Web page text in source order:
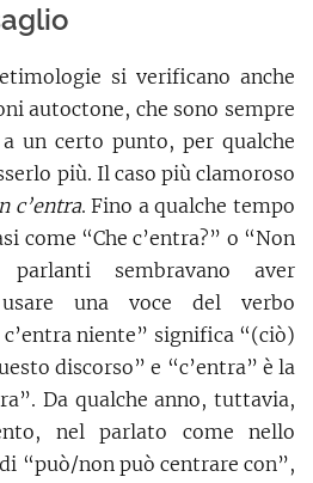
si verificano anche
autoctone, che sono sempre
un certo punto, per qualche
più. Il caso più clamoroso
c’entra. Fino a qualche tempo
come “Che c’entra?” o “Non
sembravano aver
usare una voce del verbo
niente” significa “(ciò)
discorso” e “c’entra” è la
Da qualche anno, tuttavia,
nel parlato come nello
“può/non può centrare con”,